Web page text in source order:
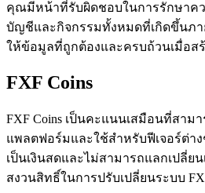
คุณมีหน้าที่รับผิดชอบในการรักษาค
บัญชีและกิจกรรมทั้งหมดที่เกิดขึ้นภ
ให้ข้อมูลที่ถูกต้องและครบถ้วนเมื่อส
FXF Coins
FXF Coins เป็นคะแนนเสมือนที่สาม
แพลตฟอร์มและใช้สำหรับฟีเจอร์ต่าง
เป็นเงินสดและไม่สามารถแลกเปลี่ยน
สงวนสิทธิ์ในการปรับเปลี่ยนระบบ